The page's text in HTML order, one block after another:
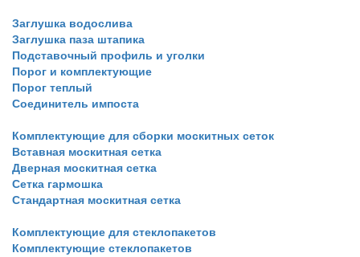
Заглушка водослива
Заглушка паза штапика
Подставочный профиль и уголки
Порог и комплектующие
Порог теплый
Соединитель импоста
Комплектующие для сборки москитных сеток
Вставная москитная сетка
Дверная москитная сетка
Сетка гармошка
Стандартная москитная сетка
Комплектующие для стеклопакетов
Комплектующие стеклопакетов